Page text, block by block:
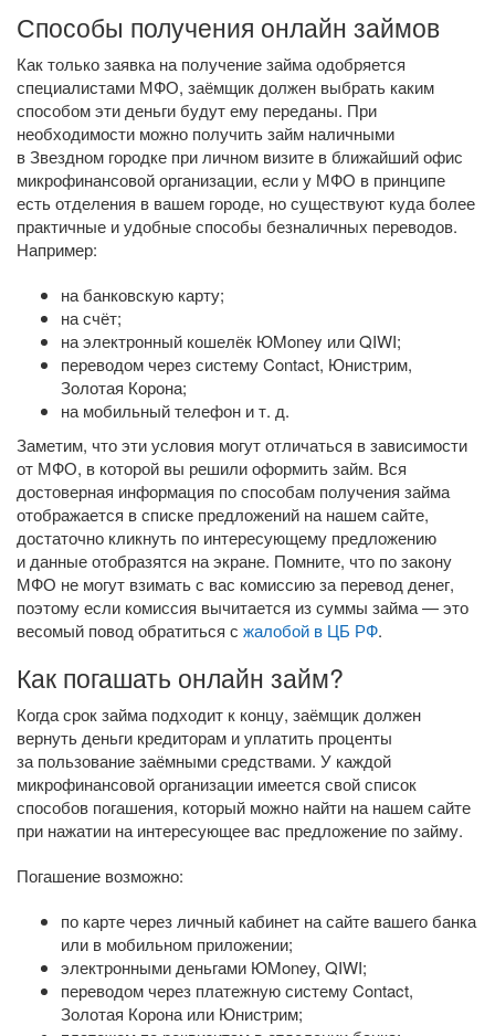
Способы получения онлайн займов
Как только заявка на получение займа одобряется
специалистами МФО, заёмщик должен выбрать каким
способом эти деньги будут ему переданы. При
необходимости можно получить займ наличными
в Звездном городке при личном визите в ближайший офис
микрофинансовой организации, если у МФО в принципе
есть отделения в вашем городе, но существуют куда более
практичные и удобные способы безналичных переводов.
Например:
на банковскую карту;
на счёт;
на электронный кошелёк ЮMoney или QIWI;
переводом через систему Contact, Юнистрим,
Золотая Корона;
на мобильный телефон и т. д.
Заметим, что эти условия могут отличаться в зависимости
от МФО, в которой вы решили оформить займ. Вся
достоверная информация по способам получения займа
отображается в списке предложений на нашем сайте,
достаточно кликнуть по интересующему предложению
и данные отобразятся на экране. Помните, что по закону
МФО не могут взимать с вас комиссию за перевод денег,
поэтому если комиссия вычитается из суммы займа — это
весомый повод обратиться с жалобой в ЦБ РФ.
Как погашать онлайн займ?
Когда срок займа подходит к концу, заёмщик должен
вернуть деньги кредиторам и уплатить проценты
за пользование заёмными средствами. У каждой
микрофинансовой организации имеется свой список
способов погашения, который можно найти на нашем сайте
при нажатии на интересующее вас предложение по займу.
Погашение возможно:
по карте через личный кабинет на сайте вашего банка
или в мобильном приложении;
электронными деньгами ЮMoney, QIWI;
переводом через платежную систему Contact,
Золотая Корона или Юнистрим;